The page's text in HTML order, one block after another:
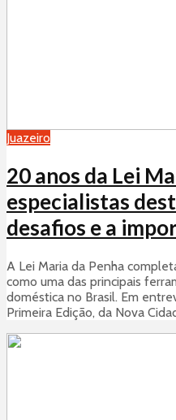
Juazeiro
20 anos da Lei
especialistas
desafios e a
A Lei Maria da Penha
como uma das principais
doméstica no Brasil. Em
Primeira Edição, da Nova